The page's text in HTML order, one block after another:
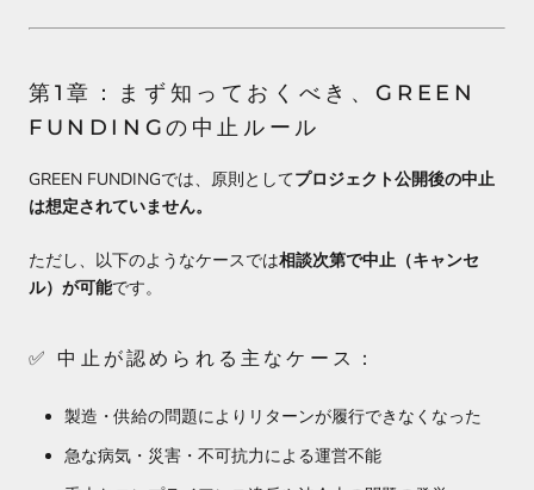
第1章：まず知っておくべき、GREEN
FUNDINGの中止ルール
GREEN FUNDINGでは、原則としてプロジェクト公開後の中止
は想定されていません。
ただし、以下のようなケースでは相談次第で中止（キャンセ
ル）が可能です。
✅ 中止が認められる主なケース：
製造・供給の問題によりリターンが履行できなくなった
急な病気・災害・不可抗力による運営不能